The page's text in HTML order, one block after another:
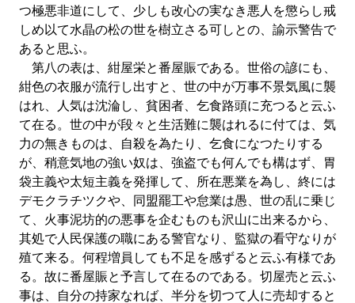
つ極悪非道にして、少しも改心の実なき悪人を懲らし戒
しめ以て水晶の松の世を樹立さる可しとの、諭示警告で
あると思ふ。
第八の表は、紺屋栄と番屋賑である。世俗の諺にも、
紺色の衣服が流行し出すと、世の中が万事不景気風に襲
はれ、人気は沈淪し、貧困者、乞食路頭に充つると云ふ
て在る。世の中が段々と生活難に襲はれるに付ては、気
力の無きものは、自殺を為たり、乞食になつたりする
が、稍意気地の強い奴は、強盗でも何んでも構はず、胃
袋主義や太短主義を発揮して、所在悪業を為し、終には
デモクラチツクや、同盟罷工や怠業は愚、世の乱に乗じ
て、火事泥坊的の悪事を企むものも沢山に出来るから、
其処で人民保護の職にある警官なり、監獄の看守なりが
殖て来る。何程増員しても不足を感ずると云ふ有様であ
る。故に番屋賑と予言して在るのである。切屋売と云ふ
事は、自分の持家なれば、半分を切つて人に売却すると